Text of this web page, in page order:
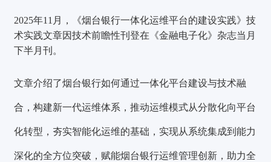
2025年11月，《烟台银行一体化运维平台的建设实践》技
术实践文章因技术前瞻性刊登在《金融电子化》杂志当月
下半月刊。
文章介绍了烟台银行如何通过一体化平台建设与技术融
合，构建新一代运维体系，推动运维模式从分散化向平台
化转型，夯实智能化运维的基础，实现从系统集成到能力
深化的全方位突破，赋能烟台银行运维管理创新，助力全